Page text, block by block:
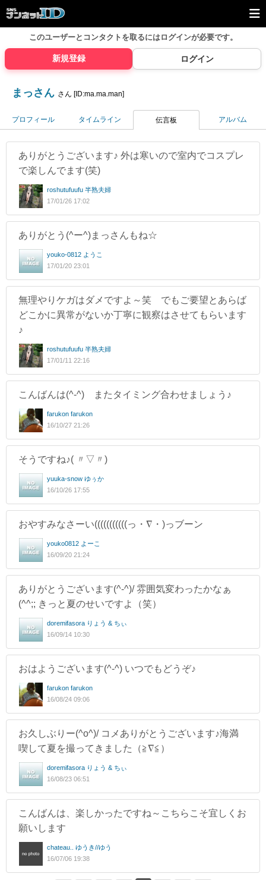
このユーザーとコンタクトを取るにはログインが必要です。
新規登録 ログイン
まっさん さん [ID:ma.ma.man]
プロフィール タイムライン 伝言板 アルバム
ありがとうございます♪ 外は寒いので室内でコスプレ
で楽しんでます(笑)
roshutufuufu 半熟夫婦
17/01/26 17:02
ありがとう(^ー^)まっさんもね☆
youko-0812 ようこ
17/01/20 23:01
無理やりケガはダメですよ～笑 でもご要望とあらば
どこかに異常がないか丁寧に観察はさせてもらいます
♪
roshutufuufu 半熟夫婦
17/01/11 22:16
こんばんは(^-^) またタイミング合わせましょう♪
farukon farukon
16/10/27 21:26
そうですね♪( 〃▽〃)
yuuka-snow ゆぅか
16/10/26 17:55
おやすみなさーい(((((((((((っ・∇・)っブーン
youko0812 よーこ
16/09/20 21:24
ありがとうございます(^-^)/ 雰囲気変わったかなぁ
(^^;; きっと夏のせいですよ（笑）
doremifasora りょう & ちぃ
16/09/14 10:30
おはようございます(^-^) いつでもどうぞ♪
farukon farukon
16/08/24 09:06
お久しぶりー(^o^)/ コメありがとうございます♪海満
喫して夏を撮ってきました（≧∇≦）
doremifasora りょう & ちぃ
16/08/23 06:51
こんばんは、楽しかったですね～こちらこそ宜しくお
願いします
chateau.. ゆうき//ゆう
16/07/06 19:38